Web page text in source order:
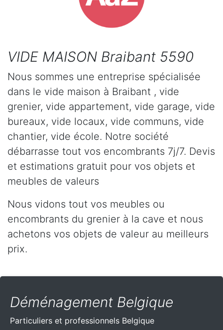
VIDE MAISON Braibant 5590
Nous sommes une entreprise spécialisée
dans le vide maison à Braibant , vide
grenier, vide appartement, vide garage, vide
bureaux, vide locaux, vide communs, vide
chantier, vide école. Notre société
débarrasse tout vos encombrants 7j/7. Devis
et estimations gratuit pour vos objets et
meubles de valeurs
Nous vidons tout vos meubles ou
encombrants du grenier à la cave et nous
achetons vos objets de valeur au meilleurs
prix.
Déménagement Belgique
Particuliers et professionnels Belgique